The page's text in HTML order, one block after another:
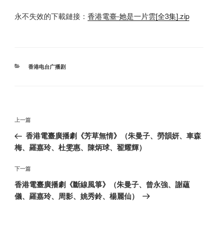
永不失效的下載鏈接： 香港電臺-她是一片雲[全3集].zip
分
香港电台广播剧
文
导
航
上
一
篇
章
上一篇
香港電臺廣播劇《芳草無情》（朱曼子、勞韻妍、車森
梅、羅嘉玲、杜雯惠、陳炳球、翟耀輝）
下
一
篇
下一篇
香港電臺廣播劇《斷線風箏》（朱曼子、曾永強、謝蘊
儀、羅嘉玲、周影、姚秀鈴、楊麗仙）